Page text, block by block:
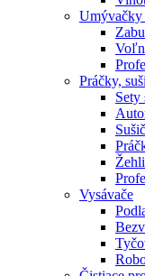
Umývačky
Práčky,
Sety
Vysávače